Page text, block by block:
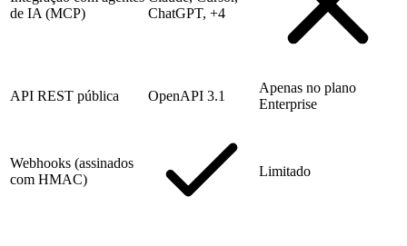
de IA (MCP)
ChatGPT, +4
API REST pública OpenAPI 3.1
Apenas no plano
Enterprise
Webhooks (assinados
com HMAC)
Limitado